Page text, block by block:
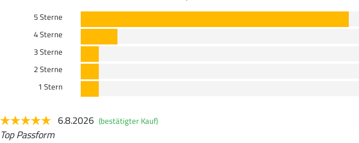
5 Sterne
4 Sterne
3 Sterne
2 Sterne
1 Stern
6.8.2026 (bestätigter Kauf)
Top Passform